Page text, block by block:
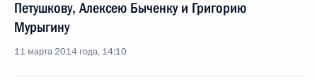
Петушкову, Алексею Быченку и Григорию
Мурыгину
11 марта 2014 года, 14:10